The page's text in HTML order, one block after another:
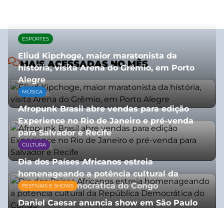
MAIS ACESSADAS NO MÊS
ESPORTES
Eliud Kipchoge, maior maratonista da
história, visita Arena do Grêmio, em Porto
Alegre
10/07/2026
MÚSICA
Afropunk Brasil abre vendas para edição
Experience no Rio de Janeiro e pré-venda
para Salvador e Recife
03/08/2026
CULTURA
Dia dos Países Africanos estreia
homenageando a potência cultural da
República Democrática do Congo
10/07/2026
FESTIVAIS E SHOWS
Daniel Caesar anuncia show em São Paulo